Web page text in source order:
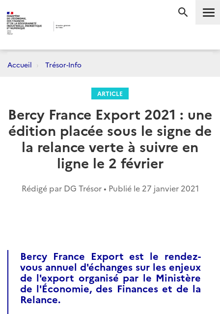
Accueil Trésor-Info
ARTICLE
Bercy France Export 2021 : une
édition placée sous le signe de
la relance verte à suivre en
ligne le 2 février
Rédigé par DG Trésor • Publié le 27 janvier 2021
Bercy France Export est le rendez-
vous annuel d'échanges sur les enjeux
de l'export organisé par le Ministère
de l'Économie, des Finances et de la
Relance.